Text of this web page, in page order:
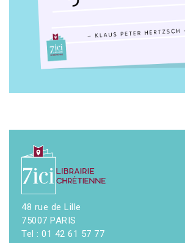
48 rue de Lille
75007 PARIS
Tel : 01 42 61 57 77